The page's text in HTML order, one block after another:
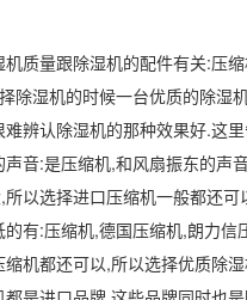
质量跟除湿机的配件有关:压缩
除湿机的时候一台优质的除湿
辨认除湿机的那种效果好.这
音:是压缩机,和风扇振东的声
以选择进口压缩机一般都还可
有:压缩机,德国压缩机,朗力信
机都还可以,所以选择优质除